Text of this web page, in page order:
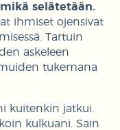
selätetään.
ihmiset ojensivat
Tartuin
askeleen
tukemana
kuitenkin jatkui.
kulkuani. Sain